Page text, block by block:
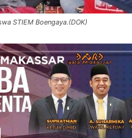
STIEM Boengaya.(DOK)